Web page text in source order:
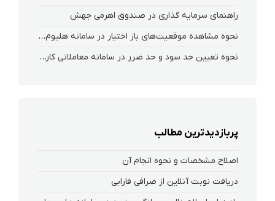
راهنمای سرمایه گذاری در صندوق اهرمی جهش
نحوه‌ مشاهده‌ موقعیت‌های باز اختیار در سامانه هلیوم و نکست
نحوه تعیین حد سود و حد ضرر در سامانه معاملاتی کارگزاری فارابی
پربازدیدترین مطالب
اصلاح مشخصات و نحوه انجام آن
دریافت نوبت آنلاین از صرافی فارابی